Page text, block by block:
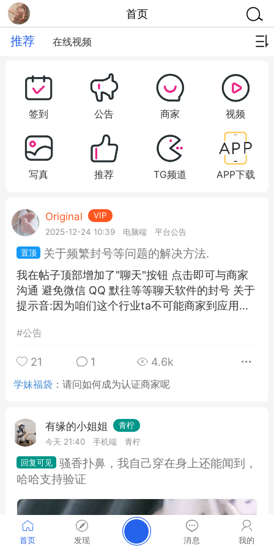
首页 发现 消息 我的
首页
推荐 在线视频
签到 公告 商家 视频
写真 推荐 TG频道 APP下载
Original
VIP
2025-12-24 10:39
电脑端 平台公告
关于频繁封号等问题的解决方法.
我在帖子顶部增加了"聊天"按钮 点击即可与商家
沟通 避免微信 QQ 默往等等聊天软件的封号 关于
提示音:因为咱们这个行业ta不可能商家到应用...
#公告
21 1 4.6k
学妹福袋 ：请问如何成为认证商家呢
有缘的小姐姐
青柠
今天 21:40
手机端 青柠
骚香扑鼻，我自己穿在身上还能闻到，
哈哈支持验证